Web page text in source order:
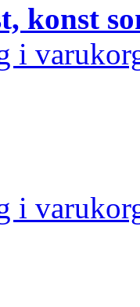
konst
i
i